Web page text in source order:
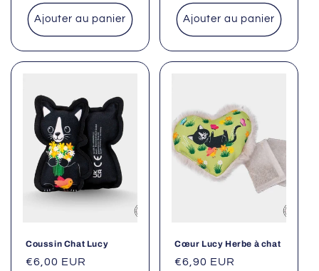
Ajouter au panier Ajouter au panier
Coussin Chat Lucy
Prix
€6,00 EUR
Cœur Lucy Herbe à chat
Prix
€6,90 EUR